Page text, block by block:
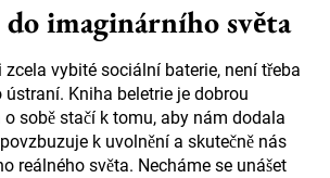
do imaginárního světa
vybité sociální baterie, není třeba
Kniha beletrie je dobrou
sobě stačí k tomu, aby nám dodala
k uvolnění a skutečně nás
reálného světa. Necháme se unášet